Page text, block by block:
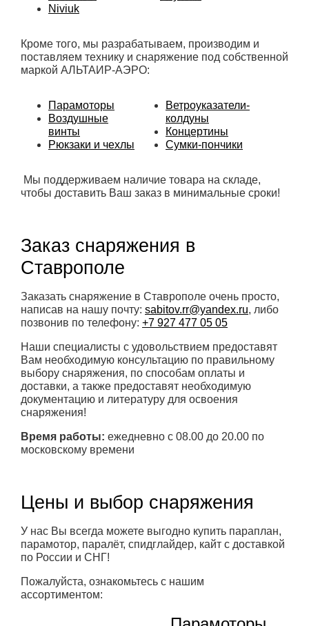
Niviuk
Кроме того, мы разрабатываем, производим и
поставляем технику и снаряжение под собственной
маркой АЛЬТАИР-АЭРО:
Парамоторы
Воздушные
винты
Рюкзаки и чехлы
Ветроуказатели-
колдуны
Концертины
Сумки-пончики
Мы поддерживаем наличие товара на складе,
чтобы доставить Ваш заказ в минимальные сроки!
Заказ снаряжения в
Ставрополе
Заказать снаряжение в Ставрополе очень просто,
написав на нашу почту: sabitov.rr@yandex.ru, либо
позвонив по телефону: +7 927 477 05 05
Наши специалисты с удовольствием предоставят
Вам необходимую консультацию по правильному
выбору снаряжения, по способам оплаты и
доставки, а также предоставят необходимую
документацию и литературу для освоения
снаряжения!
Время работы: ежедневно с 08.00 до 20.00 по
московскому времени
Цены и выбор снаряжения
У нас Вы всегда можете выгодно купить параплан,
парамотор, паралёт, спидглайдер, кайт с доставкой
по России и СНГ!
Пожалуйста, ознакомьтесь с нашим
ассортиментом: